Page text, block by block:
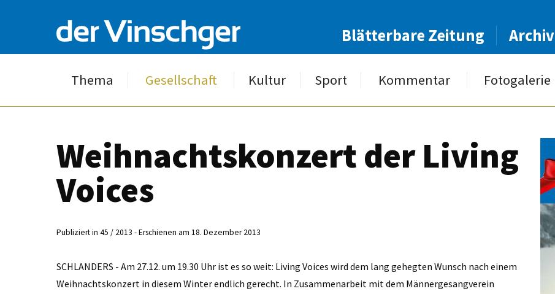
Blätterbare Zeitung Archiv
Thema Gesellschaft Kultur Sport Kommentar Fotogalerie
Weihnachtskonzert der Living
Voices
Publiziert in 45 / 2013 - Erschienen am 18. Dezember 2013
SCHLANDERS - Am 27.12. um 19.30 Uhr ist es so weit: Living Voices wird dem lang gehegten Wunsch nach einem
Weihnachtskonzert in diesem Winter endlich gerecht. In Zusammenarbeit mit dem Männergesangverein